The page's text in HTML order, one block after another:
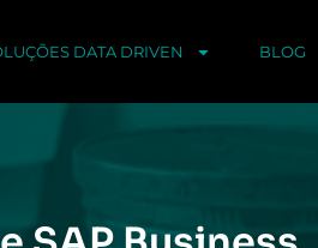
DATA DRIVEN BLOG